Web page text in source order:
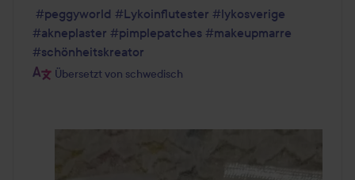
#peggyworld #Lykoinflutester #lykosverige
#akneplaster #pimplepatches #makeupmarre
#schönheitskreator
Übersetzt von schwedisch